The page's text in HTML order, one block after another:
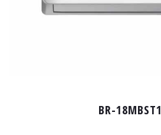
BR-18MBST1